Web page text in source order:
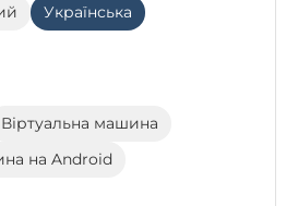
Українська
Віртуальна машина
на Android